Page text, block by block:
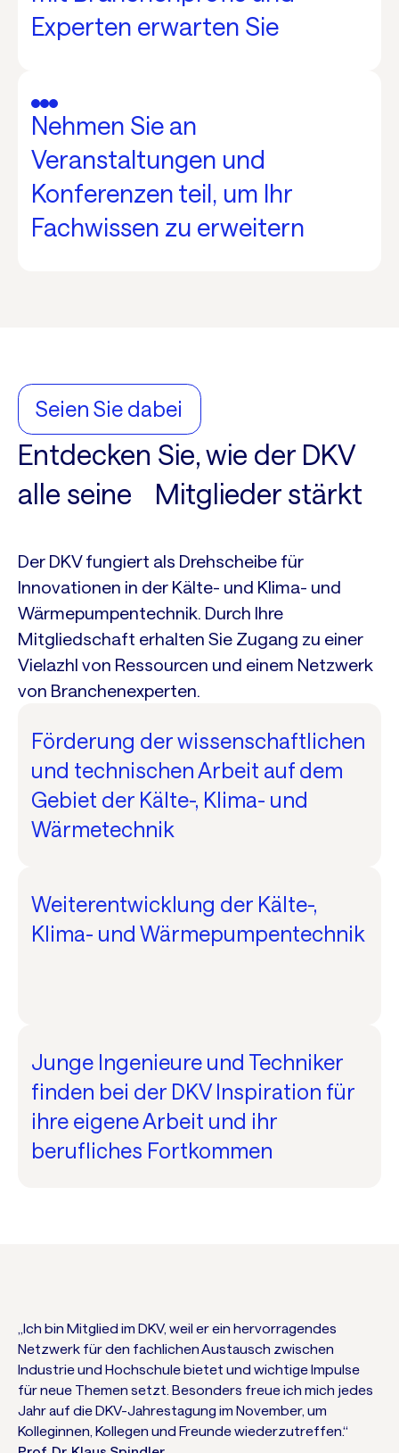
Experten erwarten Sie
Nehmen Sie an
Veranstaltungen und
Konferenzen teil, um Ihr
Fachwissen zu erweitern
Seien Sie dabei
Entdecken Sie, wie der DKV
alle seine Mitglieder stärkt
Der DKV fungiert als Drehscheibe für
Innovationen in der Kälte- und Klima- und
Wärmepumpentechnik. Durch Ihre
Mitgliedschaft erhalten Sie Zugang zu einer
Vielazhl von Ressourcen und einem Netzwerk
von Branchenexperten.
Förderung der wissenschaftlichen
und technischen Arbeit auf dem
Gebiet der Kälte-, Klima- und
Wärmetechnik
Weiterentwicklung der Kälte-,
Klima- und Wärmepumpentechnik
Junge Ingenieure und Techniker
finden bei der DKV Inspiration für
ihre eigene Arbeit und ihr
berufliches Fortkommen
„Ich bin Mitglied im DKV, weil er ein hervorragendes
Netzwerk für den fachlichen Austausch zwischen
Industrie und Hochschule bietet und wichtige Impulse
für neue Themen setzt. Besonders freue ich mich jedes
Jahr auf die DKV-Jahrestagung im November, um
Kolleginnen, Kollegen und Freunde wiederzutreffen.“